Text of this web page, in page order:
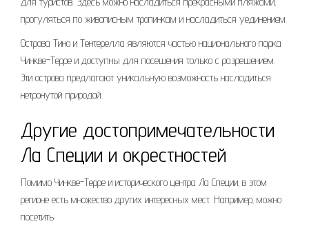
прогуляться по живописным тропинкам и насладиться уединением.
Острова Тино и Тентерелла являются частью национального парка
Чинкве-Терре и доступны для посещения только с разрешением.
Эти острова предлагают уникальную возможность насладиться
нетронутой природой.
Другие достопримечательности
Ла Специи и окрестностей
Помимо Чинкве-Терре и исторического центра Ла Специи‚ в этом
регионе есть множество других интересных мест. Например‚ можно
посетить: